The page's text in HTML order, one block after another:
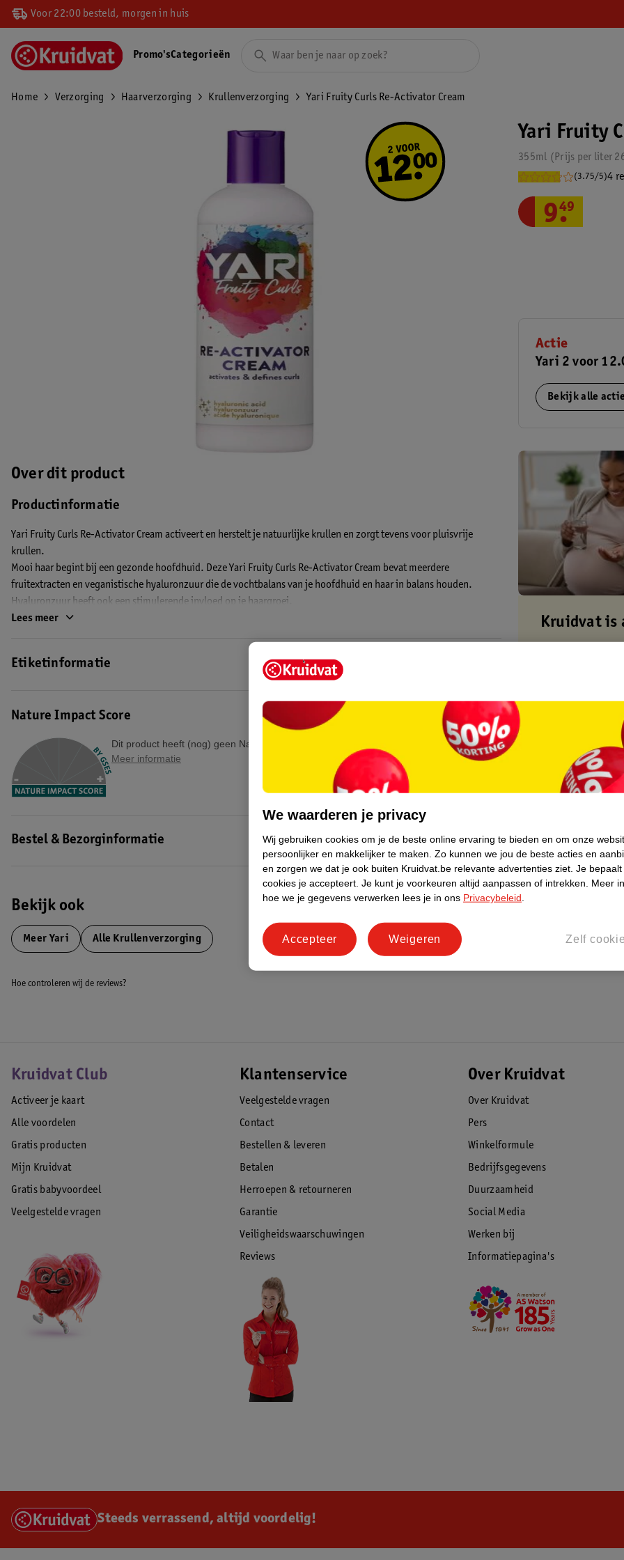
Voor 22:00 besteld, morgen in huis
Promo'sCategorieën
Home Verzorging Haarverzorging Krullenverzorging Yari Fruity Curls Re-Activator Cream
Over dit product
Productinformatie
Yari Fruity Curls Re-Activator Cream activeert en herstelt je natuurlijke krullen en zorgt tevens voor pluisvrije
krullen.
Mooi haar begint bij een gezonde hoofdhuid. Deze Yari Fruity Curls Re-Activator Cream bevat meerdere
fruitextracten en veganistische hyaluronzuur die de vochtbalans van je hoofdhuid en haar in balans houden.
Hyaluronzuur heeft ook een stimulerende invloed op je haargroei.
EAN code:8717931607872
Lees meer
Etiketinformatie
Nature Impact Score
Dit product heeft (nog) geen Nature Impact Score.
Meer informatie
Bestel & Bezorginformatie
Bekijk ook
Meer Yari Alle Krullenverzorging
Yari Fruity
355ml Prijs per liter
(3.75/5)4
9.
49
Actie
Yari 2 voor
Bekijk alle
Kruidvat is
Op
Gratis
Gratis
Gratis
Hoe controleren wij de reviews?
Kruidvat Club
Activeer je kaart
Alle voordelen
Gratis producten
Mijn Kruidvat
Gratis babyvoordeel
Veelgestelde vragen
Klantenservice
Veelgestelde vragen
Contact
Bestellen & leveren
Betalen
Herroepen & retourneren
Garantie
Veiligheidswaarschuwingen
Reviews
Over Kruidvat
Over Kruidvat
Pers
Winkelformule
Bedrijfsgegevens
Duurzaamheid
Social Media
Werken bij
Informatiepagina's
Steeds verrassend, altijd voordelig!
We waarderen je privacy
Wij gebruiken cookies om je de beste online ervaring te bieden en om onze
persoonlijker en makkelijker te maken. Zo kunnen we jou de beste acties en
en zorgen we dat je ook buiten Kruidvat.be relevante advertenties ziet. Je
cookies je accepteert. Je kunt je voorkeuren altijd aanpassen of intrekken.
Meer
hoe we je gegevens verwerken lees je in ons Privacybeleid
Zelf
Weigeren
Accepteer